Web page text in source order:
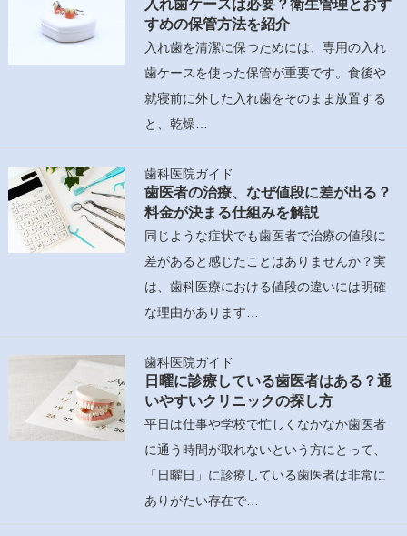
入れ歯ケースは必要？衛生管理とおす
すめの保管方法を紹介
入れ歯を清潔に保つためには、専用の入れ
歯ケースを使った保管が重要です。食後や
就寝前に外した入れ歯をそのまま放置する
と、乾燥…
歯科医院ガイド
歯医者の治療、なぜ値段に差が出る？
料金が決まる仕組みを解説
同じような症状でも歯医者で治療の値段に
差があると感じたことはありませんか？実
は、歯科医療における値段の違いには明確
な理由があります…
歯科医院ガイド
日曜に診療している歯医者はある？通
いやすいクリニックの探し方
平日は仕事や学校で忙しくなかなか歯医者
に通う時間が取れないという方にとって、
「日曜日」に診療している歯医者は非常に
ありがたい存在で…